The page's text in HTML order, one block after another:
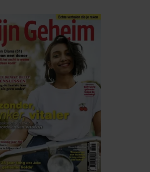
onze cookies als u onze website blijft